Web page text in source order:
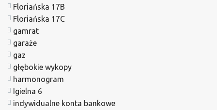
Floriańska 17B
Floriańska 17C
gamrat
garaże
gaz
głębokie wykopy
harmonogram
Igielna 6
indywidualne konta bankowe